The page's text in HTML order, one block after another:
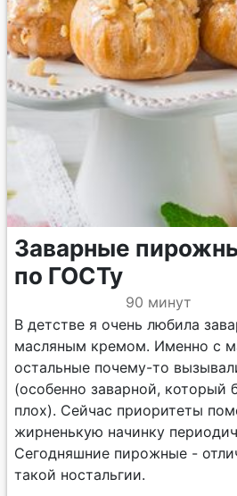
Заварные
по ГОСТу
90 минут
В детстве я очень любила
масляным кремом. Именно с
остальные почему-то
(особенно заварной, который
плох). Сейчас приоритеты
жирненькую начинку
Сегодняшние пирожные -
такой ностальгии.